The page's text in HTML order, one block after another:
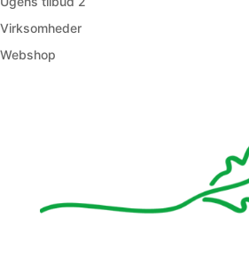
Virksomheder
Webshop